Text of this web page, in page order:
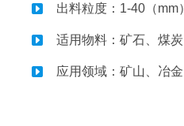
出料粒度：1-40（mm）
适用物料：矿石、煤炭
应用领域：矿山、冶